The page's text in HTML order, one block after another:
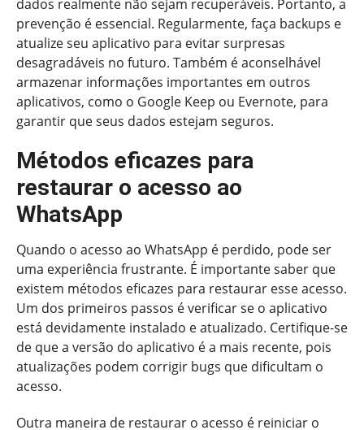
dados realmente não sejam recuperáveis. Portanto, a
prevenção é essencial. Regularmente, faça backups e
atualize seu aplicativo para evitar surpresas
desagradáveis no futuro. Também é aconselhável
armazenar informações importantes em outros
aplicativos, como o Google Keep ou Evernote, para
garantir que seus dados estejam seguros.
Métodos eficazes para
restaurar o acesso ao
WhatsApp
Quando o acesso ao WhatsApp é perdido, pode ser
uma experiência frustrante. É importante saber que
existem métodos eficazes para restaurar esse acesso.
Um dos primeiros passos é verificar se o aplicativo
está devidamente instalado e atualizado. Certifique-se
de que a versão do aplicativo é a mais recente, pois
atualizações podem corrigir bugs que dificultam o
acesso.
Outra maneira de restaurar o acesso é reiniciar o